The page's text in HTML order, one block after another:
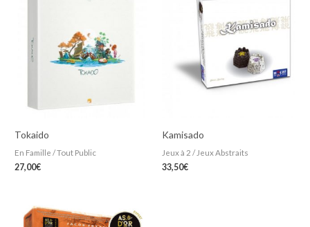
Tokaido
En Famille / Tout Public
27,00€
Kamisado
Jeux à 2 / Jeux Abstraits
33,50€